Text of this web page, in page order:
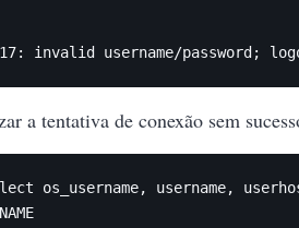
invalid username/password;
a tentativa de conexão sem
os_username, username,